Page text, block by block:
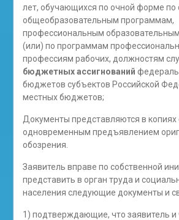
лет, обучающихся по очной форме по
общеобразовательным программам,
профессиональным
(или) по программам
профессиям рабочих, должностям
бюджетных ассигнований
бюджетов субъектов Российской
местных бюджетов;
Документы представляются в копиях
одновременным предъявлением
обозрения.
Заявитель вправе по собственной
представить в орган труда и
населения следующие документы и
1) подтверждающие, что заявитель и